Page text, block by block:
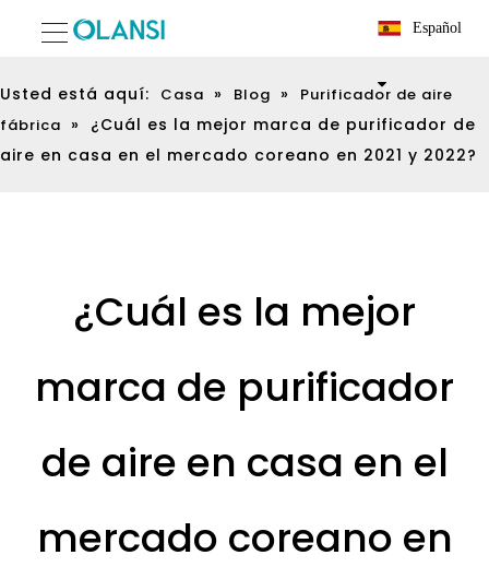
Español
Usted está aquí: Casa » Blog »
Purificador de aire
fábrica »
¿Cuál es la mejor marca de purificador de
aire en casa en el mercado coreano en 2021 y 2022?
¿Cuál es la mejor
marca de purificador
de aire en casa en el
mercado coreano en